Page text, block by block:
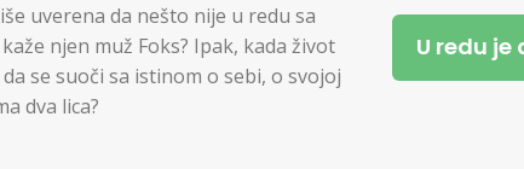
uverena da nešto nije u redu sa
njen muž Foks? Ipak, kada život
se suoči sa istinom o sebi, o svojoj
dva lica?
U redu